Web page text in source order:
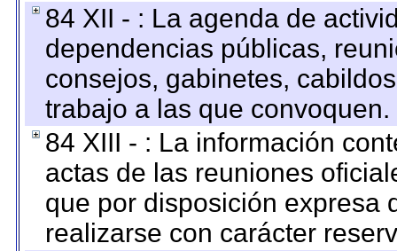
84 XII - : La agenda de
dependencias públicas,
consejos, gabinetes,
trabajo a las que convoquen.
84 XIII - : La información
actas de las reuniones
que por disposición expresa
realizarse con carácter